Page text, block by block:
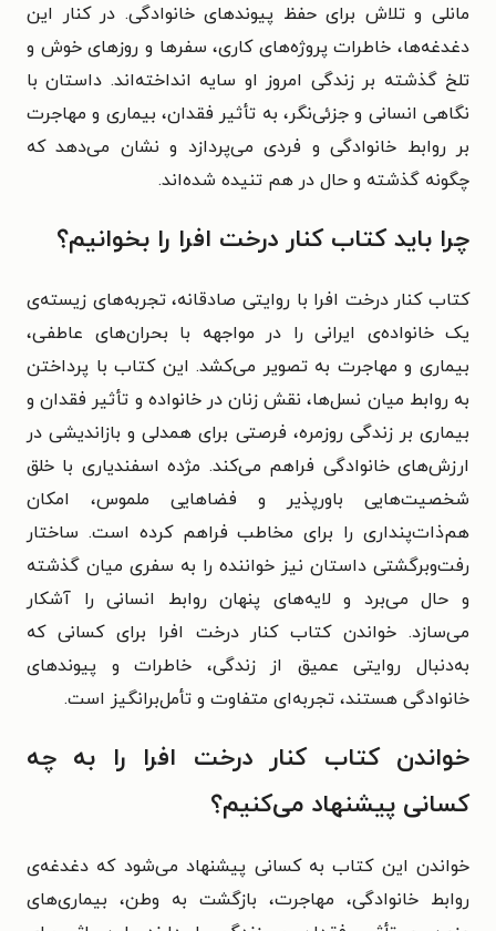
مانلی و تلاش برای حفظ پیوندهای خانوادگی. در کنار این
دغدغه‌ها، خاطرات پروژه‌های کاری، سفرها و روزهای خوش و
تلخ گذشته بر زندگی امروز او سایه‌ انداخته‌اند. داستان با
نگاهی انسانی و جزئی‌نگر، به تأثیر فقدان، بیماری و مهاجرت
بر روابط خانوادگی و فردی می‌پردازد و نشان می‌دهد که
چگونه گذشته و حال در هم تنیده‌ شده‌اند.
چرا باید کتاب کنار درخت افرا را بخوانیم؟
کتاب کنار درخت افرا با روایتی صادقانه، تجربه‌های زیسته‌ی
یک خانواده‌ی ایرانی را در مواجهه با بحران‌های عاطفی،
بیماری و مهاجرت به تصویر می‌کشد. این کتاب با پرداختن
به روابط میان نسل‌ها، نقش زنان در خانواده و تأثیر فقدان و
بیماری بر زندگی روزمره، فرصتی برای همدلی و بازاندیشی در
ارزش‌های خانوادگی فراهم می‌کند. مژده اسفندیاری با خلق
شخصیت‌هایی باورپذیر و فضاهایی ملموس، امکان
هم‌ذات‌پنداری را برای مخاطب فراهم کرده است. ساختار
رفت‌وبرگشتی داستان نیز خواننده را به سفری میان گذشته
و حال می‌برد و لایه‌های پنهان روابط انسانی را آشکار
می‌سازد. خواندن کتاب کنار درخت افرا برای کسانی که
به‌دنبال روایتی عمیق از زندگی، خاطرات و پیوندهای
خانوادگی هستند، تجربه‌ای متفاوت و تأمل‌برانگیز است.
خواندن کتاب کنار درخت افرا را به چه
کسانی پیشنهاد می‌کنیم؟
خواندن این کتاب به کسانی پیشنهاد می‌شود که دغدغه‌ی
روابط خانوادگی، مهاجرت، بازگشت به وطن، بیماری‌های